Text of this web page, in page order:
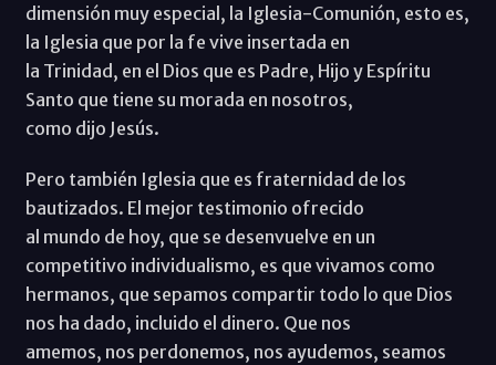
dimensión muy especial, la Iglesia-Comunión, esto es,
la Iglesia que por la fe vive insertada en
la Trinidad, en el Dios que es Padre, Hijo y Espíritu
Santo que tiene su morada en nosotros,
como dijo Jesús.
Pero también Iglesia que es fraternidad de los
bautizados. El mejor testimonio ofrecido
al mundo de hoy, que se desenvuelve en un
competitivo individualismo, es que vivamos como
hermanos, que sepamos compartir todo lo que Dios
nos ha dado, incluido el dinero. Que nos
amemos, nos perdonemos, nos ayudemos, seamos